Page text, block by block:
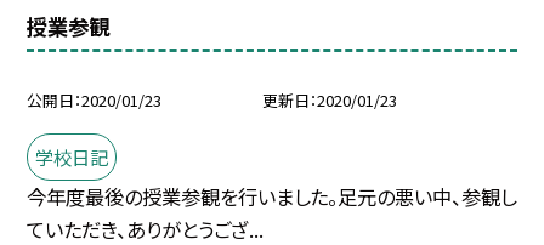
授業参観
公開日 2020/01/23 更新日 2020/01/23
学校日記
今年度最後の授業参観を行いました。足元の悪い中、参観し
ていただき、ありがとうござ...